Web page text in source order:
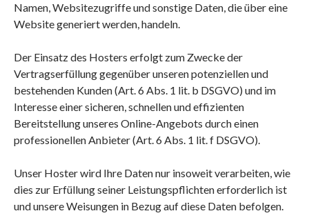
Namen, Websitezugriffe und sonstige Daten, die über eine
Website generiert werden, handeln.
Der Einsatz des Hosters erfolgt zum Zwecke der
Vertragserfüllung gegenüber unseren potenziellen und
bestehenden Kunden (Art. 6 Abs. 1 lit. b DSGVO) und im
Interesse einer sicheren, schnellen und effizienten
Bereitstellung unseres Online-Angebots durch einen
professionellen Anbieter (Art. 6 Abs. 1 lit. f DSGVO).
Unser Hoster wird Ihre Daten nur insoweit verarbeiten, wie
dies zur Erfüllung seiner Leistungspflichten erforderlich ist
und unsere Weisungen in Bezug auf diese Daten befolgen.